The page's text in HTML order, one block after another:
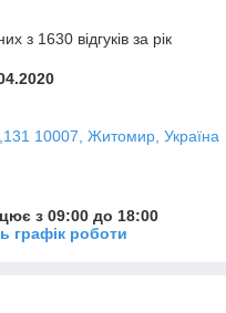
з 1630 відгуків за рік
10007, Житомир, Україна
з 09:00 до 18:00
графік роботи